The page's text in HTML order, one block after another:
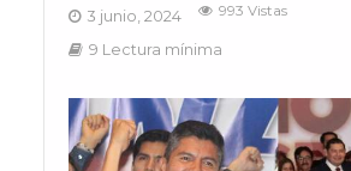
3 junio, 2024 993 Vistas
9 Lectura mínima